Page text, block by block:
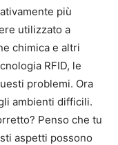
più
utilizzato a
chimica e altri
RFID, le
problemi. Ora
ambienti difficili.
Penso che tu
aspetti possono